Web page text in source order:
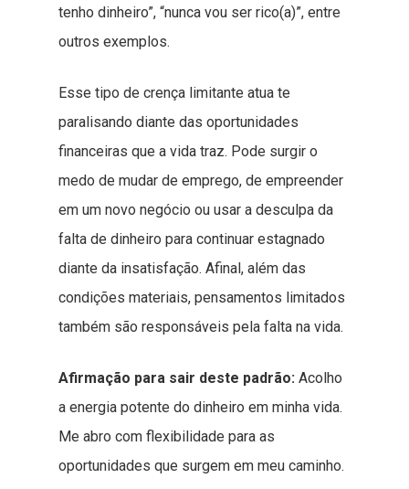
tenho dinheiro”, “nunca vou ser rico(a)”, entre
outros exemplos.
Esse tipo de crença limitante atua te
paralisando diante das oportunidades
financeiras que a vida traz. Pode surgir o
medo de mudar de emprego, de empreender
em um novo negócio ou usar a desculpa da
falta de dinheiro para continuar estagnado
diante da insatisfação. Afinal, além das
condições materiais, pensamentos limitados
também são responsáveis pela falta na vida.
Afirmação para sair deste padrão: Acolho
a energia potente do dinheiro em minha vida.
Me abro com flexibilidade para as
oportunidades que surgem em meu caminho.